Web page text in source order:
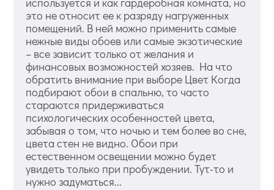
это не относит ее к разряду нагруженных
помещений. В ней можно применить самые
нежные виды обоев или самые экзотические
– все зависит только от желания и
финансовых возможностей хозяев. На что
обратить внимание при выборе Цвет Когда
подбирают обои в спальню, то часто
стараются придерживаться
психологических особенностей цвета,
забывая о том, что ночью и тем более во сне,
цвета стен не видно. Обои при
естественном освещении можно будет
увидеть только при пробуждении. Тут-то и
нужно задуматься...